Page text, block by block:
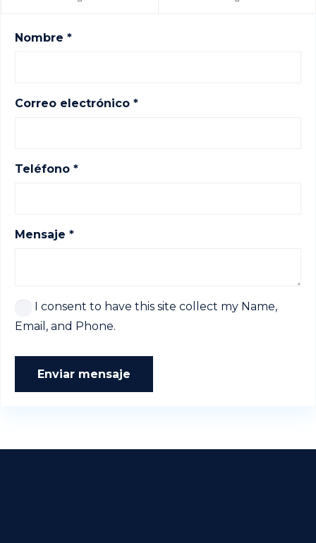
Nombre *
Correo electrónico *
Teléfono *
Mensaje *
I consent to have this site collect my Name,
Email, and Phone.
Enviar mensaje